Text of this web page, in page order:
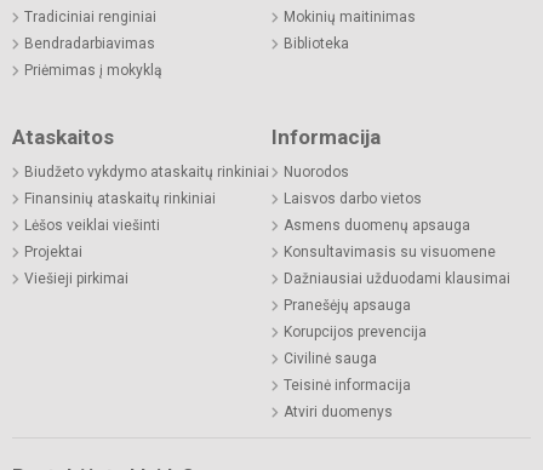
Tradiciniai renginiai
Bendradarbiavimas
Priėmimas į mokyklą
Mokinių maitinimas
Biblioteka
Ataskaitos
Biudžeto vykdymo ataskaitų rinkiniai
Finansinių ataskaitų rinkiniai
Lėšos veiklai viešinti
Projektai
Viešieji pirkimai
Informacija
Nuorodos
Laisvos darbo vietos
Asmens duomenų apsauga
Konsultavimasis su visuomene
Dažniausiai užduodami klausimai
Pranešėjų apsauga
Korupcijos prevencija
Civilinė sauga
Teisinė informacija
Atviri duomenys